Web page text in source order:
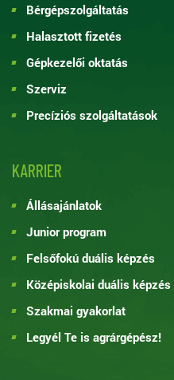
Bérgépszolgáltatás
Halasztott fizetés
Gépkezelői oktatás
Szerviz
Precíziós szolgáltatások
KARRIER
Állásajánlatok
Junior program
Felsőfokú duális képzés
Középiskolai duális képzés
Szakmai gyakorlat
Legyél Te is agrárgépész!